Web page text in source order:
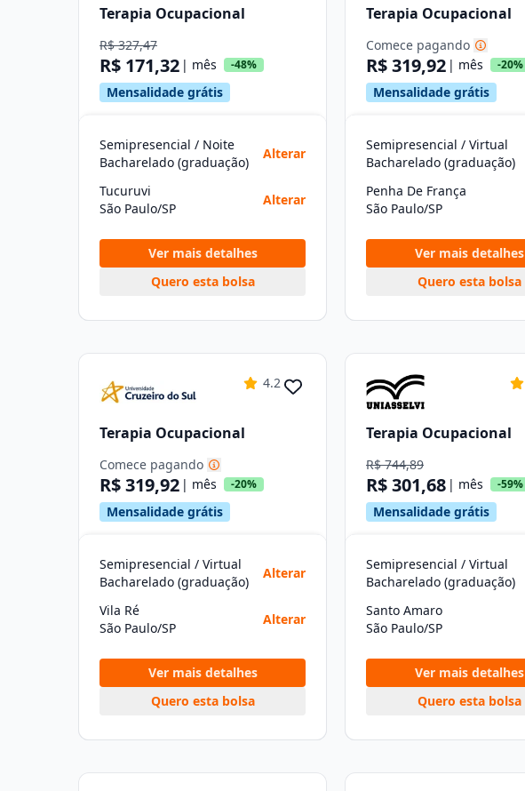
Terapia Ocupacional
R$ 327,47
R$ 171,32 | mês -48%
Mensalidade grátis
Semipresencial / Noite
Bacharelado (graduação)
Alterar
Tucuruvi
São Paulo/SP
Alterar
Ver mais detalhes
Quero esta bolsa
Terapia Ocupacional
Comece pagando
R$ 319,92 | mês -20%
Mensalidade grátis
Semipresencial / Virtual
Bacharelado (graduação)
Penha De França
São Paulo/SP
Ver mais detalhes
Quero esta bolsa
4.2
Terapia Ocupacional
Comece pagando
R$ 319,92 | mês -20%
Mensalidade grátis
Semipresencial / Virtual
Bacharelado (graduação)
Alterar
Vila Ré
São Paulo/SP
Alterar
Ver mais detalhes
Quero esta bolsa
Terapia Ocupacional
R$ 744,89
R$ 301,68 | mês -59%
Mensalidade grátis
Semipresencial / Virtual
Bacharelado (graduação)
Santo Amaro
São Paulo/SP
Ver mais detalhes
Quero esta bolsa